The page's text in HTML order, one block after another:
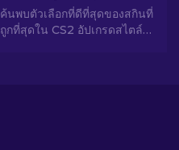
ค้นพบตัวเลือกที่ดีที่สุดของสกินที่
ถูกที่สุดใน CS2 อัปเกรดสไตล์